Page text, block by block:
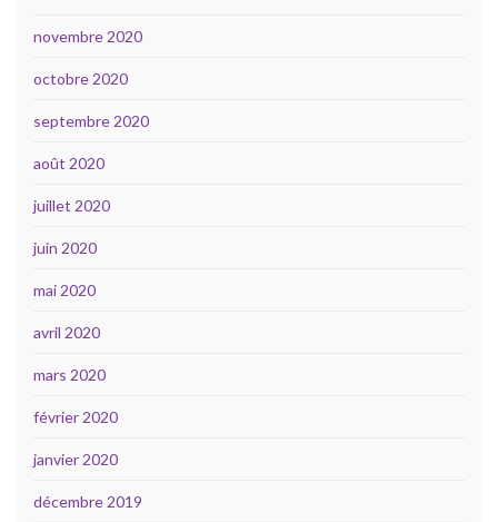
novembre 2020
octobre 2020
septembre 2020
août 2020
juillet 2020
juin 2020
mai 2020
avril 2020
mars 2020
février 2020
janvier 2020
décembre 2019